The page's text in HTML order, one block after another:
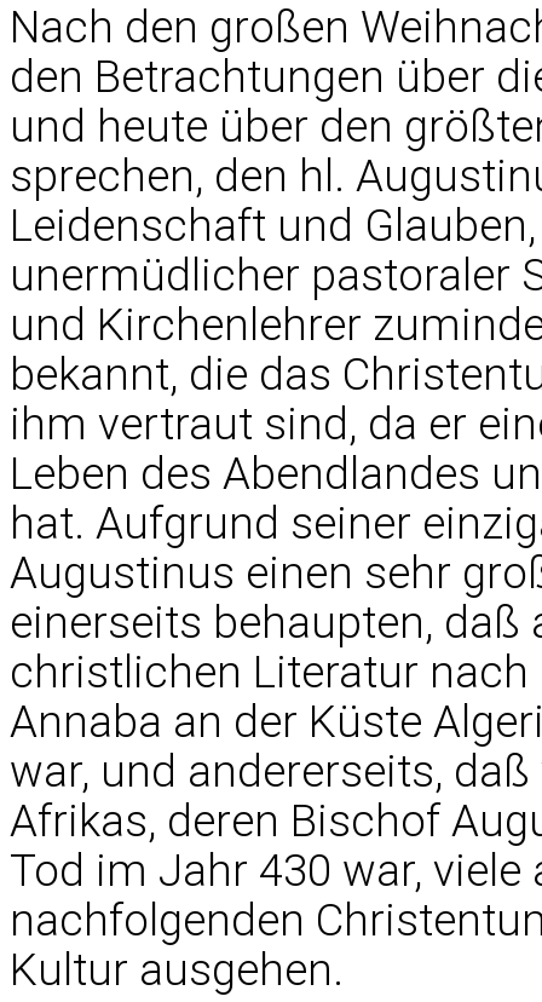
Nach den großen
den Betrachtungen über
und heute über den
sprechen, den hl.
Leidenschaft und
unermüdlicher pastoraler
und Kirchenlehrer
bekannt, die das
ihm vertraut sind, da er
Leben des Abendlandes
hat. Aufgrund seiner
Augustinus einen sehr
einerseits behaupten, daß
christlichen Literatur
Annaba an der Küste
war, und andererseits,
Afrikas, deren Bischof
Tod im Jahr 430 war, viele
nachfolgenden
Kultur ausgehen.